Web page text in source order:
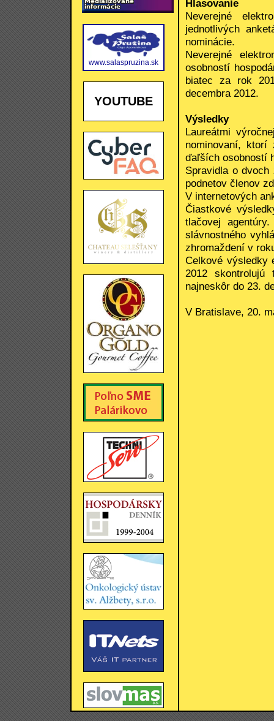
www.salaspruzina.sk
YOUTUBE
Hlasovanie
Neverejné
jednotlivých
nominácie.
Neverejné
osobností
biatec za rok
decembra 2012.
Výsledky
Laureátmi
nominovaní, ktorí
ďaľších osobností
Spravidla o dvoch
podnetov členov
V internetových
Čiastkové
tlačovej
slávnostného
zhromaždení v
Celkové výsledky
2012 skontrolujú
najneskôr do 23.
V Bratislave, 20.